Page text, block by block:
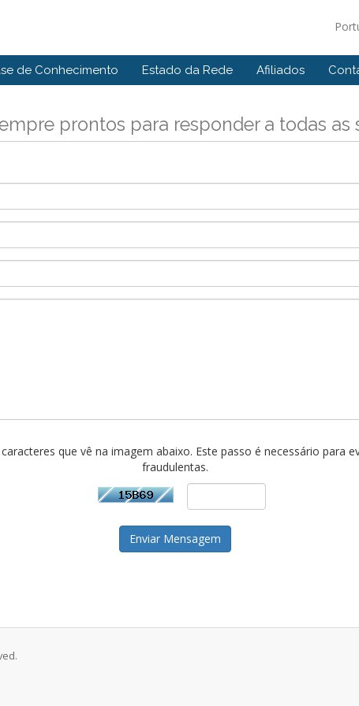
de Conhecimento Estado da Rede Afiliados
prontos para responder a todas as
que vê na imagem abaixo. Este passo é necessário para
fraudulentas.
Enviar Mensagem